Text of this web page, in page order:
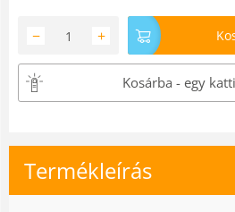
+
−
Kosárba - egy
Termékleírás